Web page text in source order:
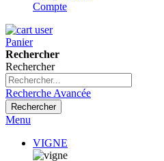
Compte
Panier
Rechercher
Rechercher
Recherche Avancée
Rechercher
Menu
VIGNE